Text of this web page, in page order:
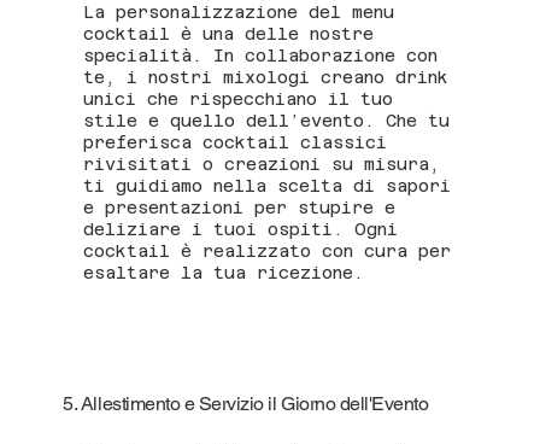
La personalizzazione del menu
cocktail è una delle nostre
specialità. In collaborazione con
te, i nostri mixologi creano drink
unici che rispecchiano il tuo
stile e quello dell’evento. Che tu
preferisca cocktail classici
rivisitati o creazioni su misura,
ti guidiamo nella scelta di sapori
e presentazioni per stupire e
deliziare i tuoi ospiti. Ogni
cocktail è realizzato con cura per
esaltare la tua ricezione.
5. Allestimento e Servizio il Giorno dell'Evento